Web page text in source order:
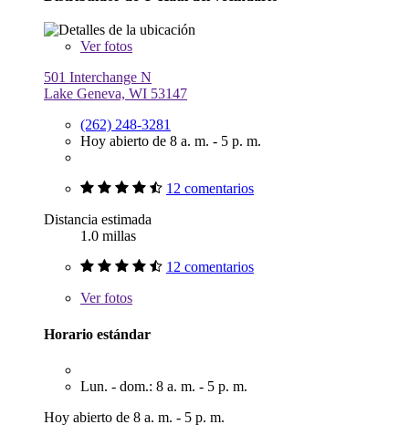
Verfotos
501 Interchange N
Lake Geneva, WI 53147
(262) 248-3281
Hoy abierto de 8 a. m. - 5 p. m.
12 comentarios
Distancia estimada
1.0 millas
12 comentarios
Verfotos
Horario estándar
Lun. - dom.: 8 a. m. - 5 p. m.
Hoy abierto de 8 a. m. - 5 p. m.